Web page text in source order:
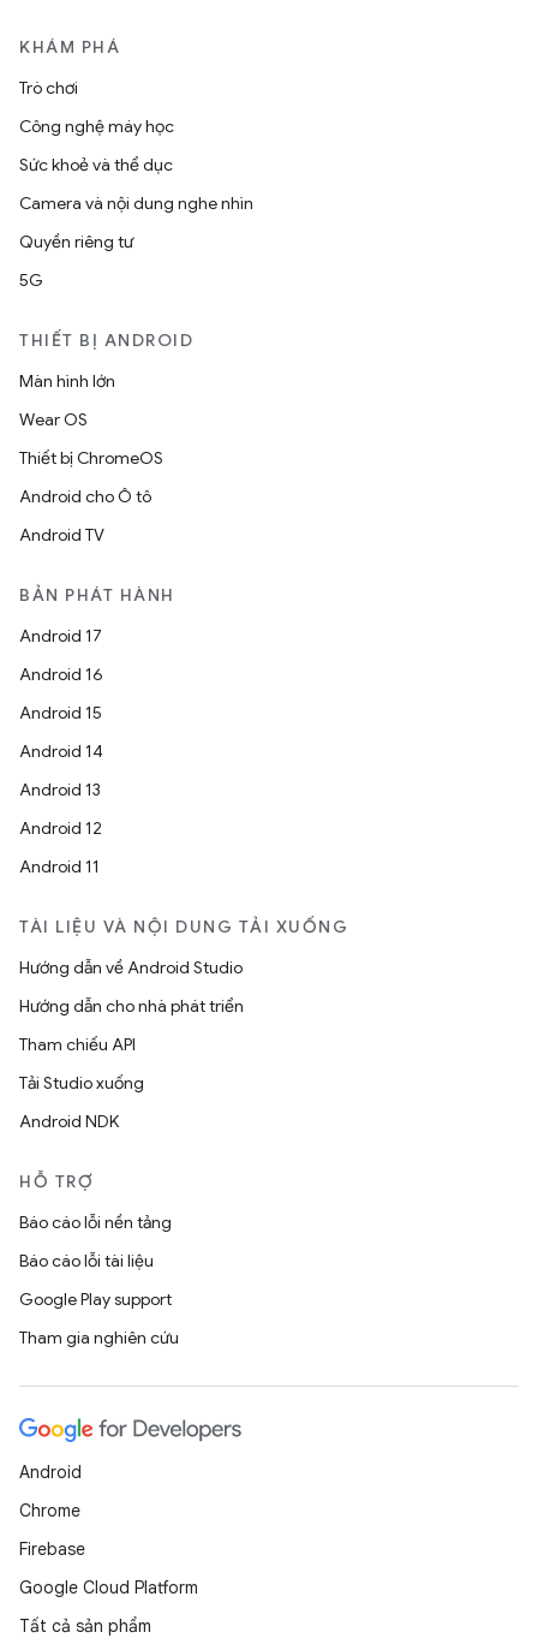
KHÁM PHÁ
Trò chơi
Công nghệ máy học
Sức khoẻ và thể dục
Camera và nội dung nghe nhìn
Quyền riêng tư
5G
THIẾT BỊ ANDROID
Màn hình lớn
Wear OS
Thiết bị ChromeOS
Android cho Ô tô
Android TV
BẢN PHÁT HÀNH
Android 17
Android 16
Android 15
Android 14
Android 13
Android 12
Android 11
TÀI LIỆU VÀ NỘI DUNG TẢI XUỐNG
Hướng dẫn về Android Studio
Hướng dẫn cho nhà phát triển
Tham chiếu API
Tải Studio xuống
Android NDK
HỖ TRỢ
Báo cáo lỗi nền tảng
Báo cáo lỗi tài liệu
Google Play support
Tham gia nghiên cứu
Android
Chrome
Firebase
Google Cloud Platform
Tất cả sản phẩm